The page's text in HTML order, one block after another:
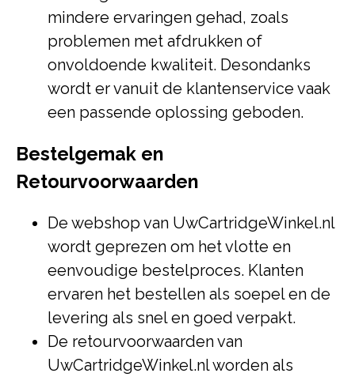
mindere ervaringen gehad, zoals
problemen met afdrukken of
onvoldoende kwaliteit. Desondanks
wordt er vanuit de klantenservice vaak
een passende oplossing geboden.
Bestelgemak en
Retourvoorwaarden
De webshop van UwCartridgeWinkel.nl
wordt geprezen om het vlotte en
eenvoudige bestelproces. Klanten
ervaren het bestellen als soepel en de
levering als snel en goed verpakt.
De retourvoorwaarden van
UwCartridgeWinkel.nl worden als